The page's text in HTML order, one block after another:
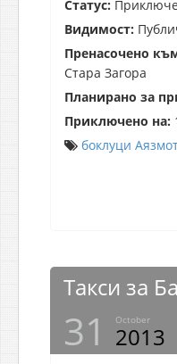
Статус:
Видимост:
Пренасочено
Стара Загора
Планирано за
Приключено на:
боклуци
Такси за
31 October
2013